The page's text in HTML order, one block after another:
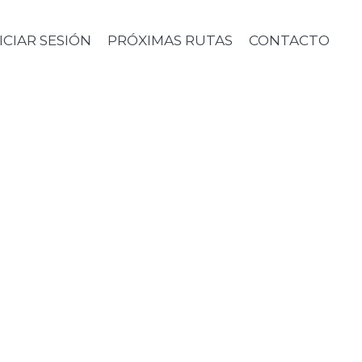
SESIÓN PRÓXIMAS RUTAS CONTACTO